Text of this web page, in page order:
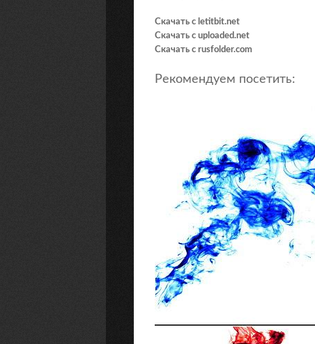
Скачать с letitbit.net
Скачать с uploaded.net
Скачать с rusfolder.com
Рекомендуем посетить: